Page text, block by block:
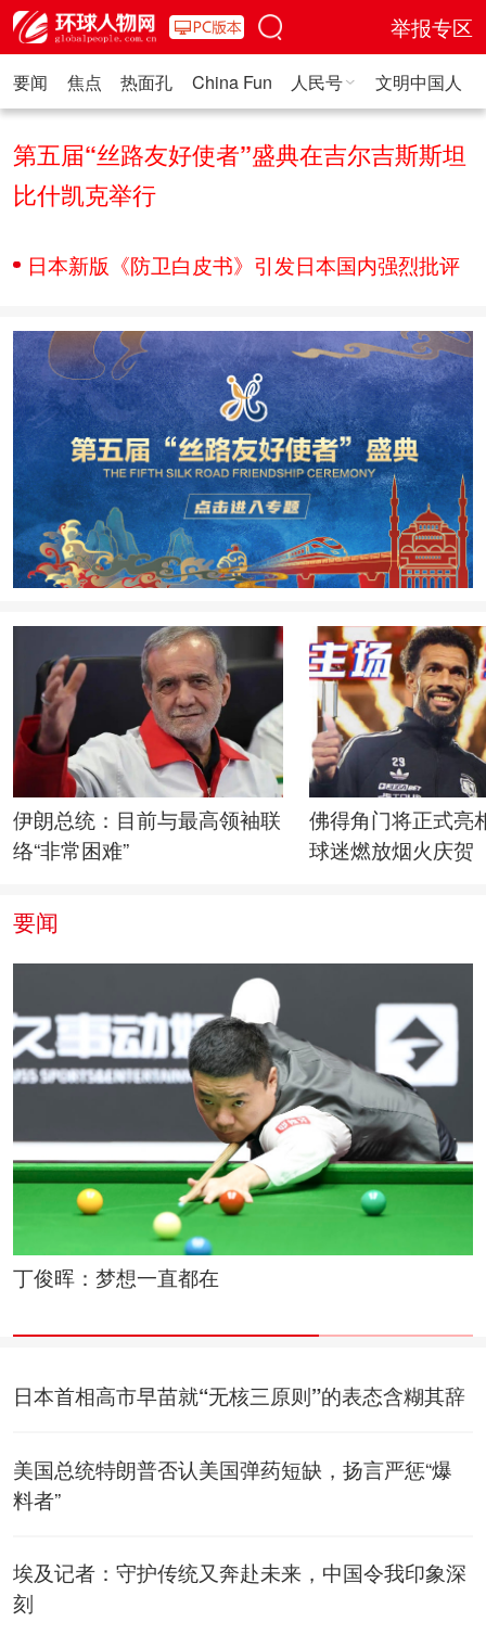
举报专区
要闻 焦点 热面孔 China Fun 人民号 文明中国人
第五届“丝路友好使者”盛典在吉尔吉斯斯坦
比什凯克举行
日本新版《防卫白皮书》引发日本国内强烈批评
伊朗总统：目前与最高领袖联
络“非常困难”
佛得角门将正式亮
球迷燃放烟火庆贺
要闻
免费送出1.8万份饭，他把米其林餐厅变成“战地厨
日本首相高市早苗就“无核三原则”的表态含糊其辞
美国总统特朗普否认美国弹药短缺，扬言严惩“爆
料者”
埃及记者：守护传统又奔赴未来，中国令我印象深
刻